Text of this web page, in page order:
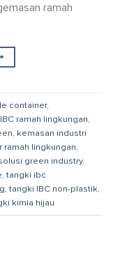
ramah
container,
IBC ramah lingkungan,
, kemasan industri
ramah lingkungan,
green industry,
, tangki ibc
, tangki IBC non-plastik,
kimia hijau